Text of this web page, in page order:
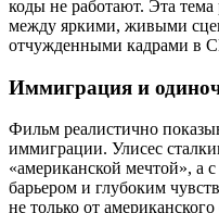
коды не работают. Эта тема
между яркими, живыми
отчужденными кадрами в
Иммиграция и
Фильм реалистично
иммиграции. Улисес
«американской мечтой», а
барьером и глубоким
не только от